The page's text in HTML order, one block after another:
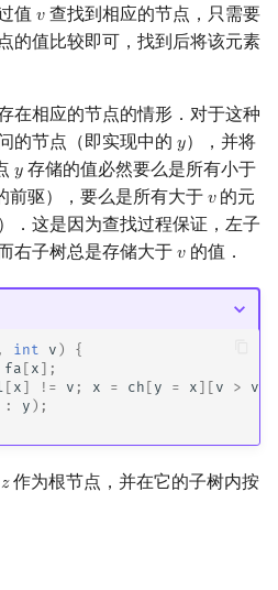
值 𝑣
v查找到相应的节点，只需要
的值比较即可，找到后将该元素
在相应的节点的情形．对于这种
的节点（即实现中的 𝑦
y），并将
𝑦
y存储的值必然要么是所有小于
前驱），要么是所有大于 𝑣
v的元
．这是因为查找过程保证，左子
右子树总是存储大于 𝑣
v的值．
, int v )
{
fa [ x ];
[ x ] != v ; x = ch [ y = x ][ v > val
: y );
𝑧
z作为根节点，并在它的子树内按